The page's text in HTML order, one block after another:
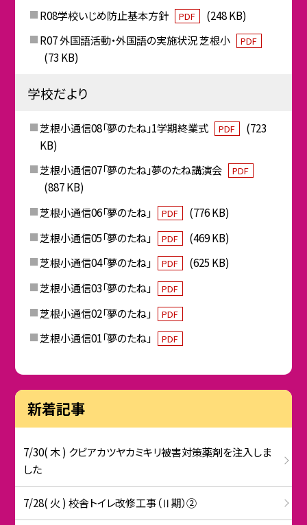
R08学校いじめ防止基本方針 PDF
(248 KB)
R07 外国語活動・外国語の実施状況 芝根小
PDF
(73 KB)
学校だより
芝根小通信08「夢のたね」1学期終業式 PDF
(723
KB)
芝根小通信07「夢のたね」夢のたね講演会
PDF
(887 KB)
芝根小通信06「夢のたね」
PDF
(776 KB)
芝根小通信05「夢のたね」
PDF
(469 KB)
芝根小通信04「夢のたね」
PDF
(625 KB)
芝根小通信03「夢のたね」
PDF
芝根小通信02「夢のたね」 PDF
芝根小通信01「夢のたね」 PDF
新着記事
7/30( 木 ) クビアカツヤカミキリ被害対策薬剤を注入しま
した
7/28( 火 ) 校舎トイレ改修工事（Ⅱ期）②